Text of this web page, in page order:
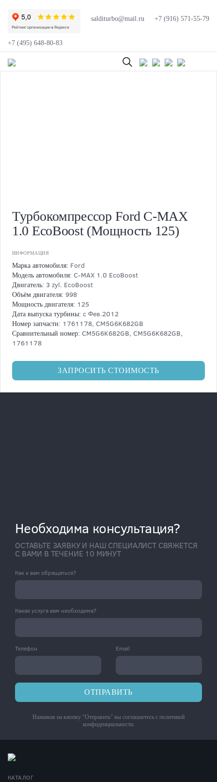
salditurbo@mail.ru +7 (916) 571-55-79
+7 (495) 648-80-83
Турбокомпрессор Ford C-MAX
1.0 EcoBoost (Мощность 125)
ИНФОРМАЦИЯ
Марка автомобиля: Ford
Модель автомобиля: C-MAX 1.0 EcoBoost
Двигатель: 3 zyl. EcoBoost
Объём двигателя: 998
Мощность двигателя: 125
Дата выпуска турбины: с Фев.2012
Номер запчасти: 1761178, CM5G6K682GB
Сравнительный номер: CM5G6K682GB, CM5G6K682GB,
1761178
ЗАПРОСИТЬ СТОИМОСТЬ
Необходима консультация?
ОСТАВЬТЕ ЗАЯВКУ И НАШ СПЕЦИАЛИСТ СВЯЖЕТСЯ
С ВАМИ В ТЕЧЕНИЕ 10 МИНУТ
Как к вам обращаться?
Какая услуга вам необходима?
Телефон Email
ОТПРАВИТЬ
Нажимая на кнопку "Отправить" вы соглашаетесь с политикой
конфиденциальности.
КАТАЛОГ